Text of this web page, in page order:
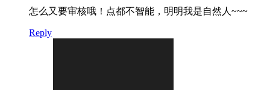
怎么又要审核哦！点都不智能，明明我是自然人~~~
Reply